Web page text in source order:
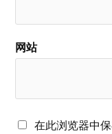
网站
在此浏览器中